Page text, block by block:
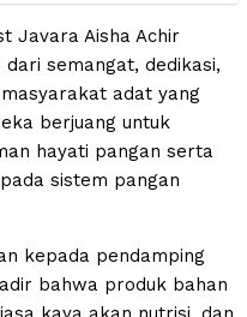
Javara Aisha Achir
semangat, dedikasi,
adat yang
berjuang untuk
hayati pangan serta
sistem pangan
kepada pendamping
bahwa produk bahan